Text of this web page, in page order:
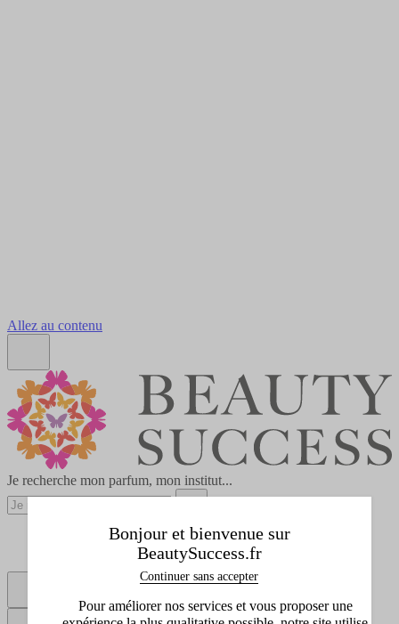
Allez au contenu
Je recherche mon parfum, mon institut...
Réserver un soin
Se connecter
Bonjour et bienvenue sur
BeautySuccess.fr
Continuer sans accepter
Pour améliorer nos services et vous proposer une